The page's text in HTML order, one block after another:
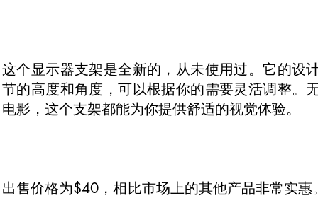
这个显示器支架是全新的，从未使用过。它的设
节的高度和角度，可以根据你的需要灵活调整。
电影，这个支架都能为你提供舒适的视觉体验。
出售价格为$40，相比市场上的其他产品非常实